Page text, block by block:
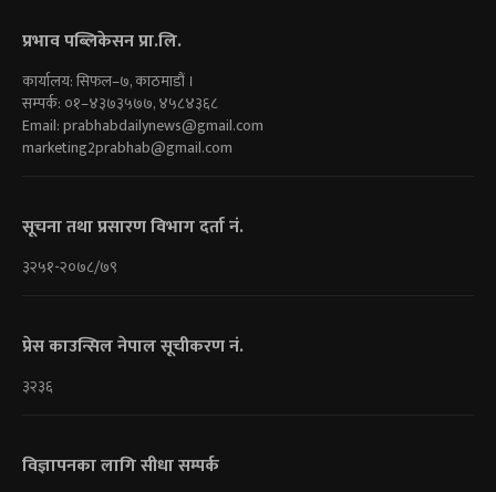
प्रभाव पब्लिकेसन प्रा.लि.
कार्यालय: सिफल–७, काठमाडौं ।
सम्पर्क: ०१–४३७३५७७, ४५८४३६८
Email:prabhabdailynews@gmail.com
marketing2prabhab@gmail.com
सूचना तथा प्रसारण विभाग दर्ता नं.
३२५१-२०७८/७९
प्रेस काउन्सिल नेपाल सूचीकरण नं.
३२३६
विज्ञापनका लागि सीधा सम्पर्क